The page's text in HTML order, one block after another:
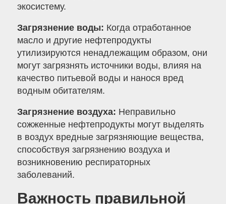
экосистему.
Загрязнение воды: Когда отработанное
масло и другие нефтепродукты
утилизируются ненадлежащим образом, они
могут загрязнять источники воды, влияя на
качество питьевой воды и нанося вред
водным обитателям.
Загрязнение воздуха: Неправильно
сожженные нефтепродукты могут выделять
в воздух вредные загрязняющие вещества,
способствуя загрязнению воздуха и
возникновению респираторных
заболеваний.
Важность правильной